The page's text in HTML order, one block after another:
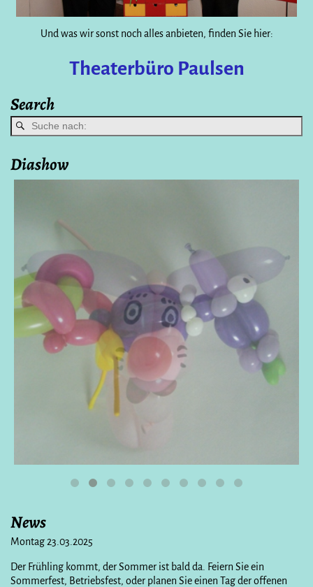
Und was wir sonst noch alles anbieten, finden Sie hier:
Theaterbüro Paulsen
Search
Diashow
News
Montag 23.03.2025
Der Frühling kommt, der Sommer ist bald da. Feiern Sie ein
Sommerfest, Betriebsfest, oder planen Sie einen Tag der offenen